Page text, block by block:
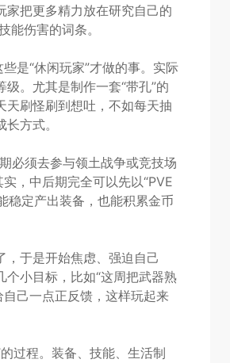
家把更多精力放在研究自己的
伤害的词条。
是“休闲玩家”才做的事。实际
。尤其是制作一套“带孔”的
天刷怪刷到想吐，不如每天抽
方式。
必须去参与领土战争或竞技场
，中后期完全可以先以“PVE
稳定产出装备，也能积累金币
于是开始焦虑、强迫自己
小目标，比如“这周把武器熟
己一点正反馈，这样玩起来
过程。装备、技能、生活制